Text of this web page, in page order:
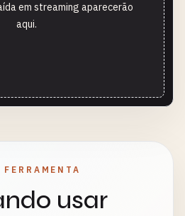
em streaming aparecerão
aqui.
usar